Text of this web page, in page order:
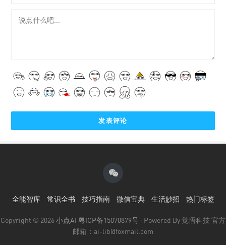
全能智库 常识全书 技巧指南 微信宝典 生活妙招 热门标签
Copyright © 2026小点AI 粤ICP备15070879号 · Powered By 觉悟科技 官方
邮箱：ai-lib@foxmail.com